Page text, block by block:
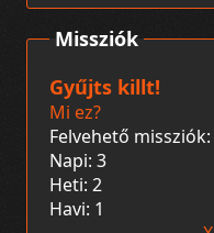
Missziók
Gyűjts killt!
Mi ez?
Felvehető missziók:
Napi: 3
Heti: 2
Havi: 1